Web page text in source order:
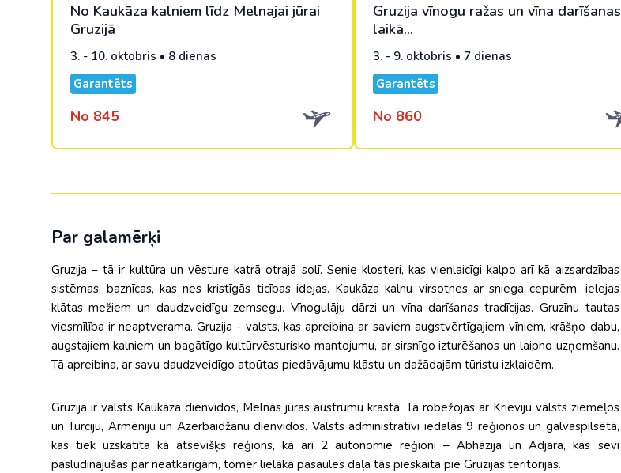
No Kaukāza kalniem līdz Melnajai jūrai
Gruzijā
3. - 10. oktobris • 8 dienas
Garantēts
No 845
Gruzija vīnogu ražas un vīna darīšanas
laikā...
3. - 9. oktobris • 7 dienas
Garantēts
No 860
Par galamērķi
Gruzija – tā ir kultūra un vēsture katrā otrajā solī. Senie klosteri, kas vienlaicīgi kalpo arī kā aizsardzības
sistēmas, baznīcas, kas nes kristīgās ticības idejas. Kaukāza kalnu virsotnes ar sniega cepurēm, ielejas
klātas mežiem un daudzveidīgu zemsegu. Vīnogulāju dārzi un vīna darīšanas tradīcijas. Gruzīnu tautas
viesmīlība ir neaptverama. Gruzija - valsts, kas apreibina ar saviem augstvērtīgajiem vīniem, krāšņo dabu,
augstajiem kalniem un bagātīgo kultūrvēsturisko mantojumu, ar sirsnīgo izturēšanos un laipno uzņemšanu.
Tā apreibina, ar savu daudzveidīgo atpūtas piedāvājumu klāstu un dažādajām tūristu izklaidēm.
Gruzija ir valsts Kaukāza dienvidos, Melnās jūras austrumu krastā. Tā robežojas ar Krieviju valsts ziemeļos
un Turciju, Armēniju un Azerbaidžānu dienvidos. Valsts administratīvi iedalās 9 reģionos un galvaspilsētā,
kas tiek uzskatīta kā atsevišķs reģions, kā arī 2 autonomie reģioni – Abhāzija un Adjara, kas sevi
pasludinājušas par neatkarīgām, tomēr lielākā pasaules daļa tās pieskaita pie Gruzijas teritorijas.